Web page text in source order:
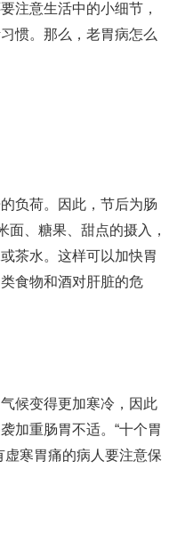
注意生活中的小细节，
惯。那么，老胃病怎么
负荷。因此，节后为肠
面、糖果、甜点的摄入，
茶水。这样可以加快胃
食物和酒对肝脏的危
候变得更加寒冷，因此
加重肠胃不适。“十个胃
虚寒胃痛的病人要注意保